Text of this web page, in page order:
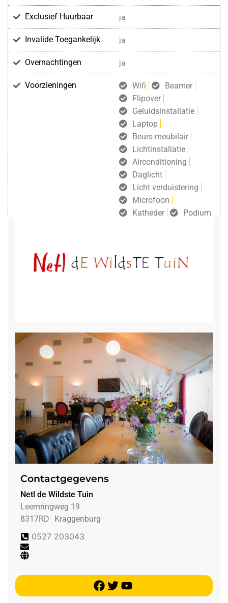
Exclusief Huurbaar ja
Invalide Toegankelijk ja
Overnachtingen ja
Voorzieningen Wifi
Beamer
Flipover
Geluidsinstallatie
Laptop
Beurs meubilair
Lichtinstallatie
Airconditioning
Daglicht
Licht verduistering
Microfoon
Katheder
Podium
Contactgegevens
Netl de Wildste Tuin
Leemringweg 19
8317RD
Kraggenburg
0527 203043